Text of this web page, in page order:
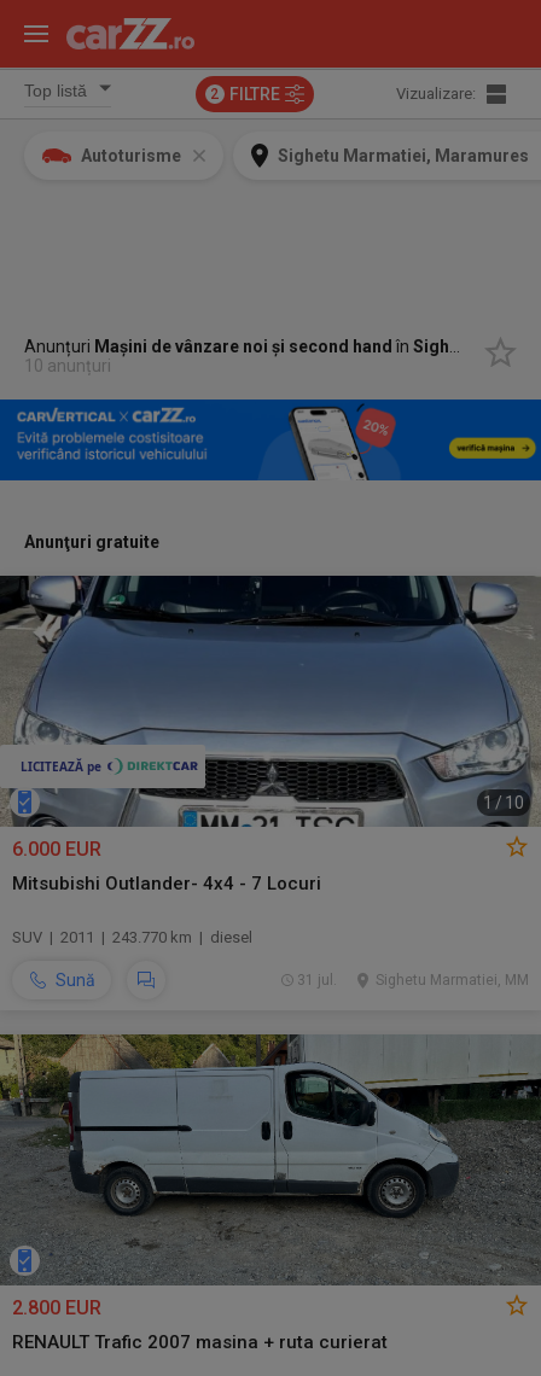
2 FILTRE Vizualizare:
Autoturisme Sighetu Marmatiei, Maramures
Anunțuri Mașini de vânzare noi și second hand înSighetu Marmatiei, Maramures
10 anunțuri
Anunţuri gratuite
1 / 10
6.000 EUR
Mitsubishi Outlander- 4x4 - 7 Locuri
SUV | 2011 | 243.770 km | diesel
Sună Sighetu Marmatiei, MM
31 jul.
2.800 EUR
RENAULT Trafic 2007 masina + ruta curierat